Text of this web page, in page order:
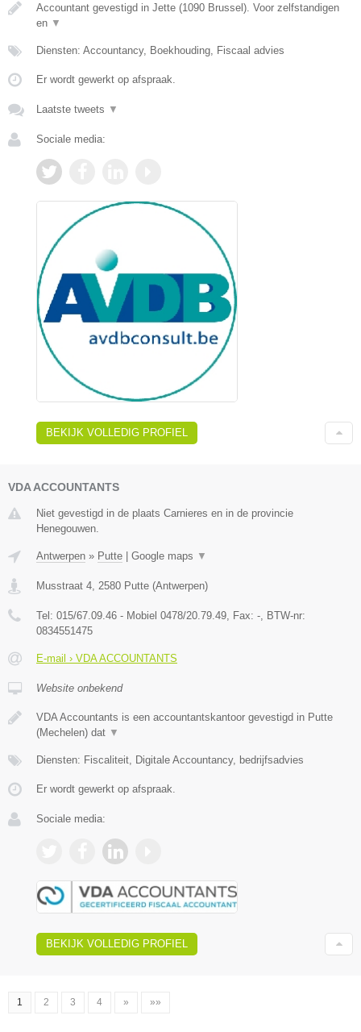
Accountant gevestigd in Jette (1090 Brussel). Voor zelfstandigen
en ▼
Diensten: Accountancy, Boekhouding, Fiscaal advies
Er wordt gewerkt op afspraak.
Laatste tweets ▼
Sociale media:
BEKIJK VOLLEDIG PROFIEL
VDA ACCOUNTANTS
Niet gevestigd in de plaats Carnieres en in de provincie
Henegouwen.
Antwerpen » Putte | Google maps ▼
Musstraat 4 2580 Putte (Antwerpen)
Tel: 015/67.09.46 - Mobiel 0478/20.79.49 , Fax: - , BTW-nr:
0834551475
E-mail › VDA ACCOUNTANTS
Website onbekend
VDA Accountants is een accountantskantoor gevestigd in Putte
(Mechelen) dat ▼
Diensten: Fiscaliteit, Digitale Accountancy, bedrijfsadvies
Er wordt gewerkt op afspraak.
Sociale media:
BEKIJK VOLLEDIG PROFIEL
1 2 3 4 » »»